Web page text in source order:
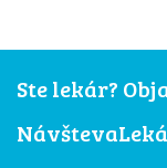
Ste lekár?